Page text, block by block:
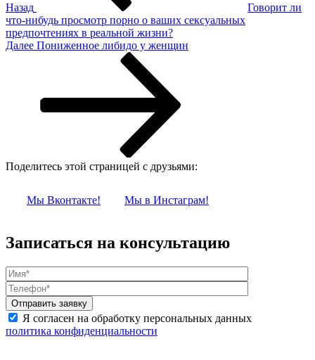
Назад
Говорит ли
что-нибудь просмотр порно о ваших сексуальных
предпочтениях в реальной жизни?
Следующая
Далее Пониженное либидо у женщин
Поделитесь этой страницей с друзьями:
Мы Вконтакте! Мы в Инстаграм!
Записаться на консультацию
Я согласен на обработку персональных данных
политика конфиденциальности